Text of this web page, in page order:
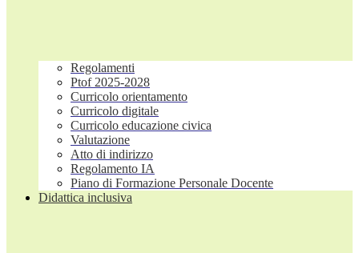
Regolamenti
Ptof 2025-2028
Curricolo orientamento
Curricolo digitale
Curricolo educazione civica
Valutazione
Atto di indirizzo
Regolamento IA
Piano di Formazione Personale Docente
Didattica inclusiva